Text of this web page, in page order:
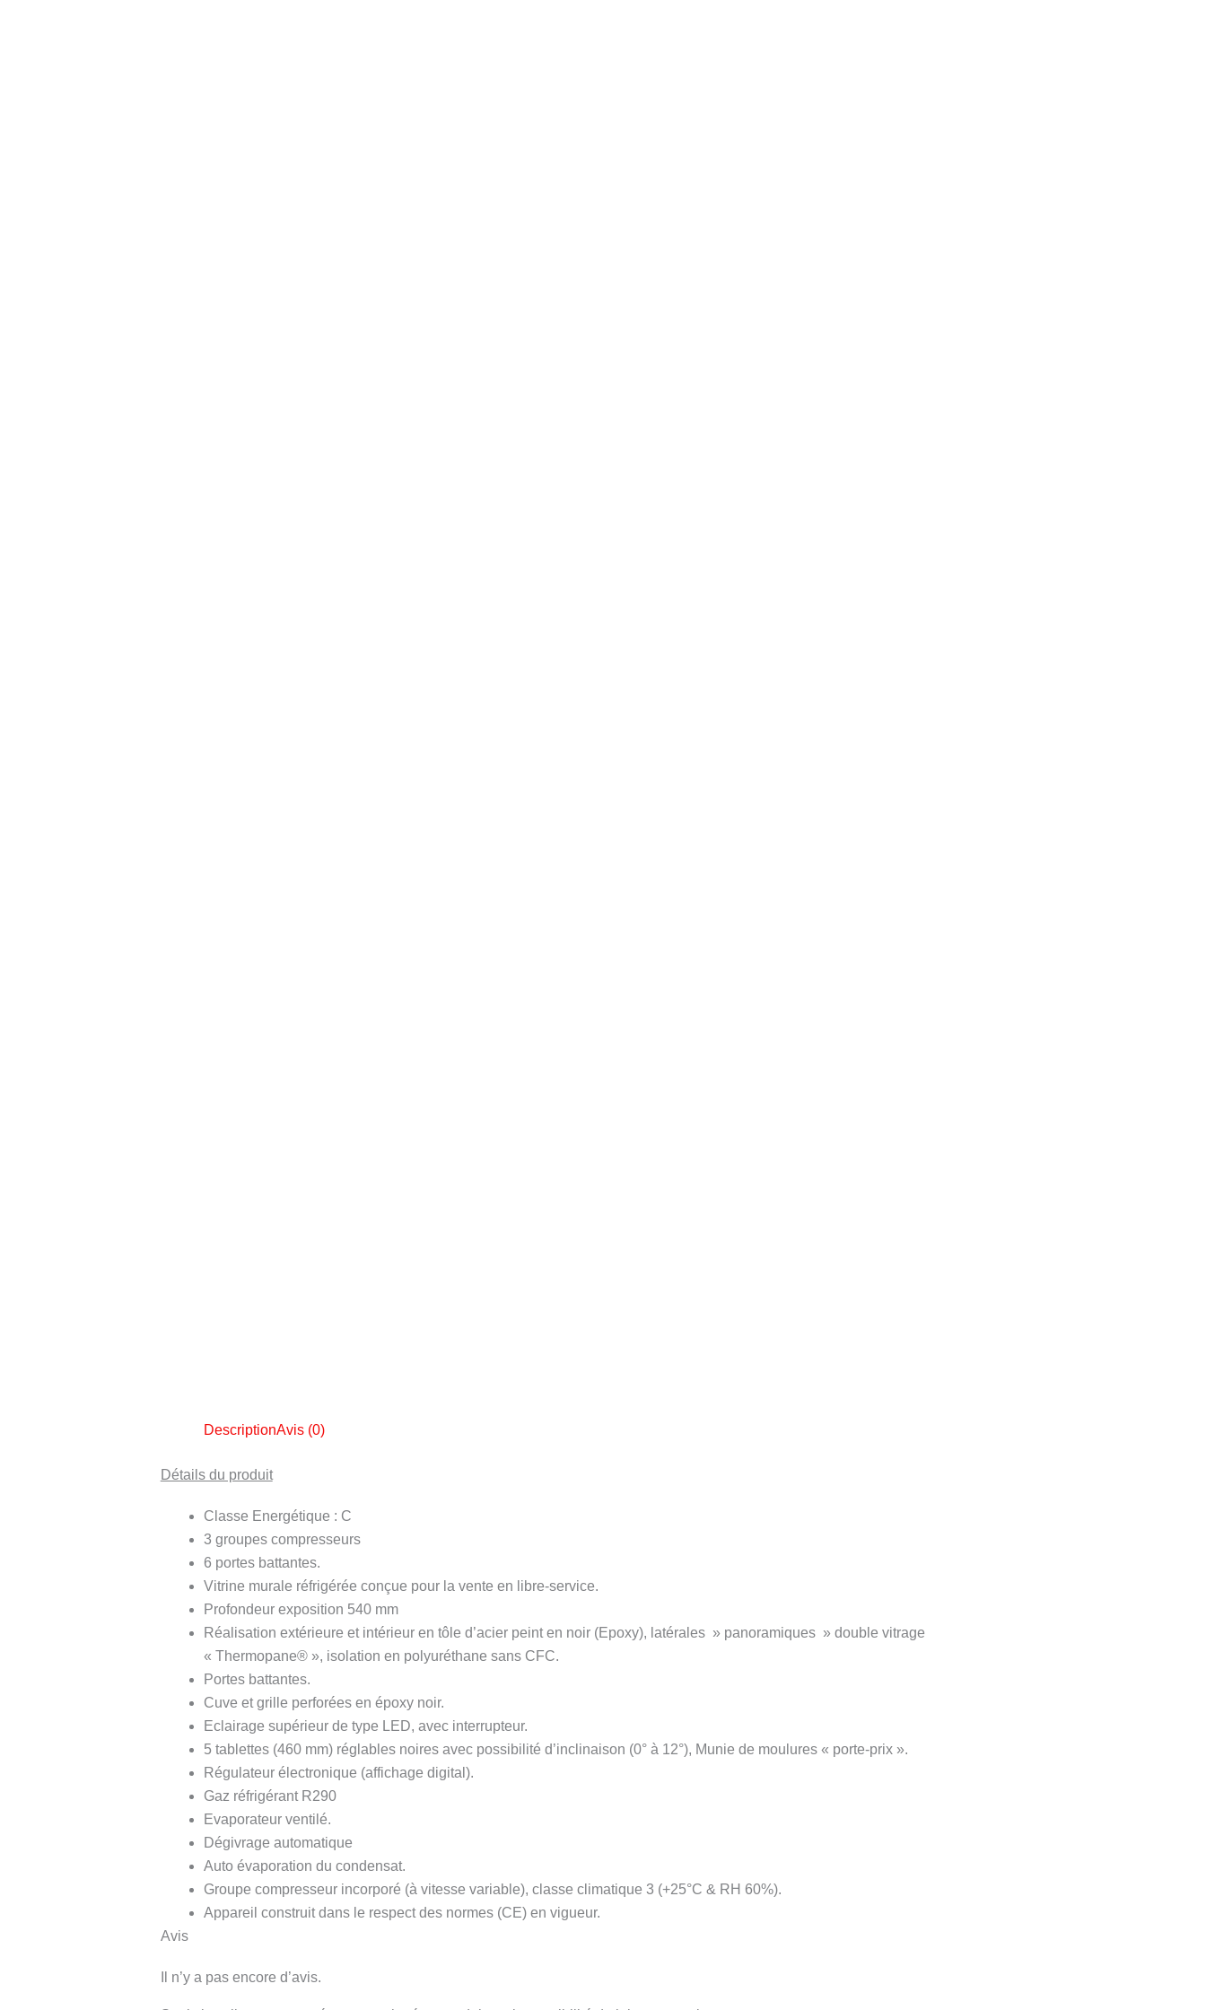
DescriptionAvis (0)
Détails du produit
Classe Energétique : C
3 groupes compresseurs
6 portes battantes.
Vitrine murale réfrigérée conçue pour la vente en libre-service.
Profondeur exposition 540 mm
Réalisation extérieure et intérieur en tôle d’acier peint en noir (Epoxy), latérales » panoramiques » double vitrage
« Thermopane® », isolation en polyuréthane sans CFC.
Portes battantes.
Cuve et grille perforées en époxy noir.
Eclairage supérieur de type LED, avec interrupteur.
5 tablettes (460 mm) réglables noires avec possibilité d’inclinaison (0° à 12°), Munie de moulures « porte-prix ».
Régulateur électronique (affichage digital).
Gaz réfrigérant R290
Evaporateur ventilé.
Dégivrage automatique
Auto évaporation du condensat.
Groupe compresseur incorporé (à vitesse variable), classe climatique 3 (+25°C & RH 60%).
Appareil construit dans le respect des normes (CE) en vigueur.
Avis
Il n’y a pas encore d’avis.